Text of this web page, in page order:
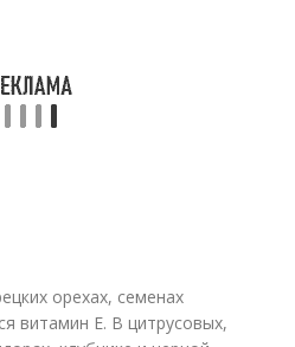
орехах, семенах
витамин Е. В цитрусовых,